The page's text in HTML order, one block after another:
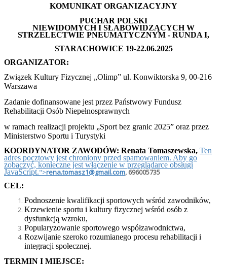
KOMUNIKAT ORGANIZACYJNY
PUCHAR POLSKI
NIEWIDOMYCH I SŁABOWIDZĄCYCH W
STRZELECTWIE PNEUMATYCZNYM - RUNDA I,
STARACHOWICE 19-22.06.2025
ORGANIZATOR:
Związek Kultury Fizycznej „Olimp” ul. Konwiktorska 9, 00-216
Warszawa
Zadanie dofinansowane jest przez Państwowy Fundusz
Rehabilitacji Osób Niepełnosprawnych
w ramach realizacji projektu „Sport bez granic 2025” oraz przez
Ministerstwo Sportu i Turystyki
KOORDYNATOR ZAWODÓW: Renata Tomaszewska, Ten
adres pocztowy jest chroniony przed spamowaniem. Aby go
zobaczyć, konieczne jest włączenie w przeglądarce obsługi
JavaScript.">rena.tomasz1@gmail.com, 696005735
CEL:
Podnoszenie kwalifikacji sportowych wśród zawodników,
Krzewienie sportu i kultury fizycznej wśród osób z
dysfunkcją wzroku,
Popularyzowanie sportowego współzawodnictwa,
Rozwijanie szeroko rozumianego procesu rehabilitacji i
integracji społecznej.
TERMIN I MIEJSCE: